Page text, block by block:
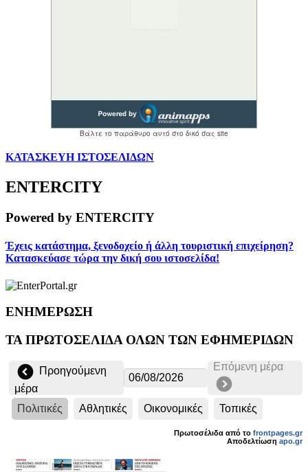
ΚΑΤΑΣΚΕΥΗ ΙΣΤΟΣΕΛΙΔΩΝ
ENTERCITY
Powered by ENTERCITY
Έχεις κατάστημα, ξενοδοχείο ή άλλη τουριστική επιχείρηση?
Κατασκεύασε τώρα την δική σου ιστοσελίδα!
ΕΝΗΜΕΡΩΣΗ
ΤΑ ΠΡΩΤΟΣΕΛΙΔΑ ΟΛΩΝ ΤΩΝ ΕΦΗΜΕΡΙΔΩΝ